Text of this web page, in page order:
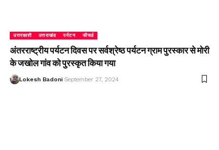
उत्तरकाशी उत्तराखंड पर्यटन फीचर्ड
अंतरराष्ट्रीय पर्यटन दिवस पर सर्वश्रेष्ठ पर्यटन ग्राम पुरस्कार से मोरी
के जखोल गांव को पुरस्कृत किया गया
Lokesh Badoni September 27, 2024